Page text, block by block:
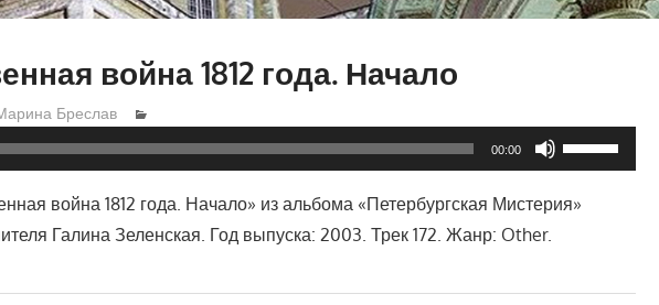
война 1812 года. Начало
Бреслав
00:00
Используйте
клавиши
вверх/
увеличить
война 1812 года. Начало» из альбома «Петербургская Мистерия»
Галина Зеленская. Год выпуска: 2003. Трек 172. Жанр: Other.